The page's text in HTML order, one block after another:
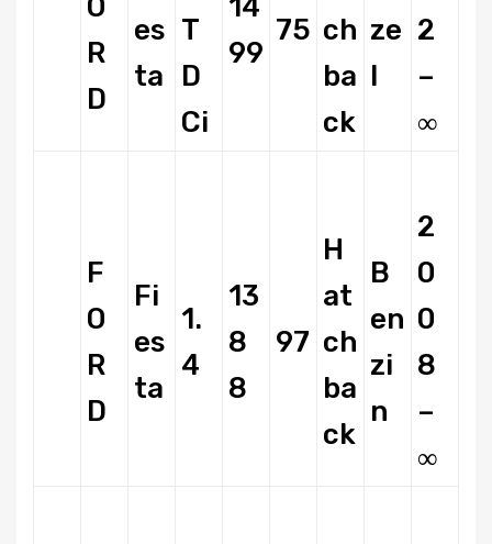
O
R
D
es
ta
T
D
Ci
14
99
75 ch
ba
ck
ze
l
2
–
∞
F
O
R
D
Fi
es
ta
1.
4
13
8
8
97
H
at
ch
ba
ck
B
en
zi
n
2
0
0
8
–
∞